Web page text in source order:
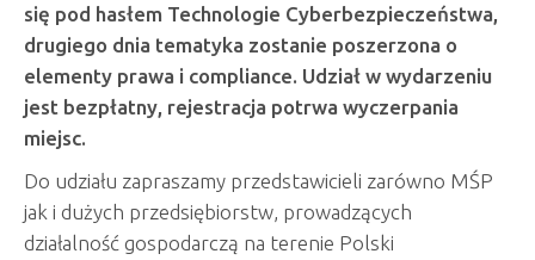
się pod hasłem Technologie Cyberbezpieczeństwa,
drugiego dnia tematyka zostanie poszerzona o
elementy prawa i compliance. Udział w wydarzeniu
jest bezpłatny, rejestracja potrwa wyczerpania
miejsc.
Do udziału zapraszamy przedstawicieli zarówno MŚP
jak i dużych przedsiębiorstw, prowadzących
działalność gospodarczą na terenie Polski